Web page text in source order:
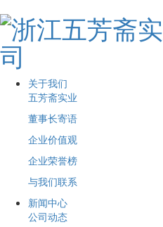
关于我们
五芳斋实业
董事长寄语
企业价值观
企业荣誉榜
与我们联系
新闻中心
公司动态